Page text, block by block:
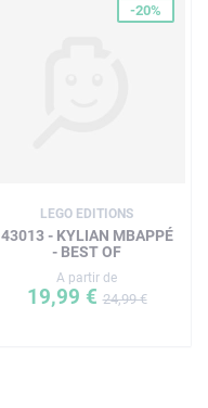
-20%
LEGO EDITIONS
43013 - KYLIAN MBAPPÉ
- BEST OF
A partir de
19,99 €24,99 €